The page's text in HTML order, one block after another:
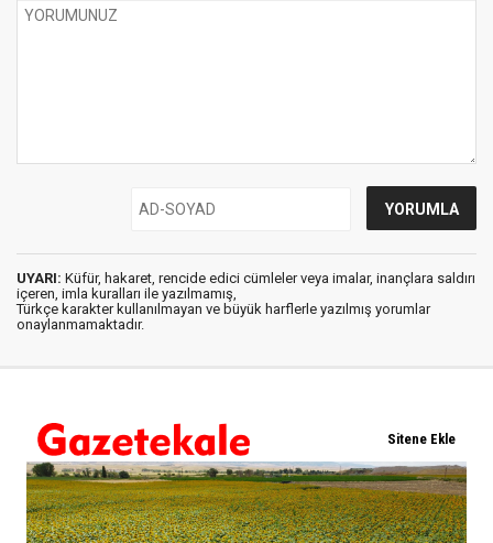
UYARI: Küfür, hakaret, rencide edici cümleler veya imalar, inançlara saldırı
içeren, imla kuralları ile yazılmamış,
Türkçe karakter kullanılmayan ve büyük harflerle yazılmış yorumlar
onaylanmamaktadır.